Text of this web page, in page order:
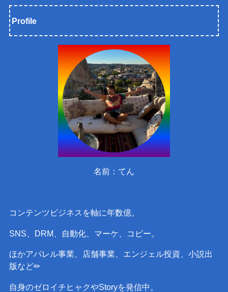
Profile
名前：てん
コンテンツビジネスを軸に年数億。
SNS、DRM、自動化、マーケ、コピー。
ほかアパレル事業、店舗事業、エンジェル投資、小説出
版など✏︎
自身のゼロイチヒャクやStoryを発信中。